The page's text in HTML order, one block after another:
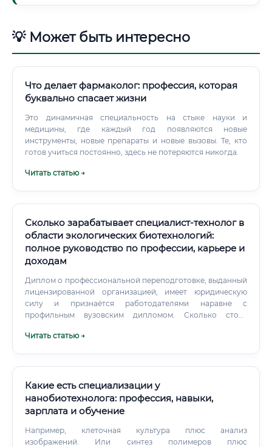
💡 Может быть интересно
Что делает фармаколог: профессия, которая
буквально спасает жизни
Это динамичная специальность на стыке науки и
медицины, где каждый год появляются новые
инструменты, новые препараты и новые вызовы. Те, кто
готов учиться постоянно, здесь не потеряются никогда.
Читать статью →
Сколько зарабатывает специалист-технолог в
области экологических биотехнологий:
полное руководство по профессии, карьере и
доходам
Диплом о профессиональной переподготовке, выданный
лицензированной организацией, имеет юридическую
силу и признаётся работодателями наравне с
профильным вузовским дипломом. Сколько стоит
Программы профессиональной переподготовки
за 2–3 месяца работы.
Читать статью →
Какие есть специализации у
нанобиотехнолога: профессия, навыки,
зарплата и обучение
Например, клеточная культура плюс анализ
изображений. Или синтез полимеров плюс